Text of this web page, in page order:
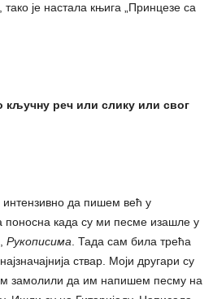
је настала књига „Принцезе са
кључну реч или слику или свог
да пишем већ у
поносна када су ми песме изашле у
Рукописима . Тада сам била трећа
ствар. Моји другари су
замолили да им напишем песму на